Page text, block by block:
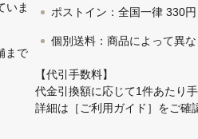
いま
まで
ポストイン：全国一律 330円
個別送料：商品によって異
【代引手数料】
代金引換額に応じて1件あたり
詳細は ［ご利用ガイド］ をご確